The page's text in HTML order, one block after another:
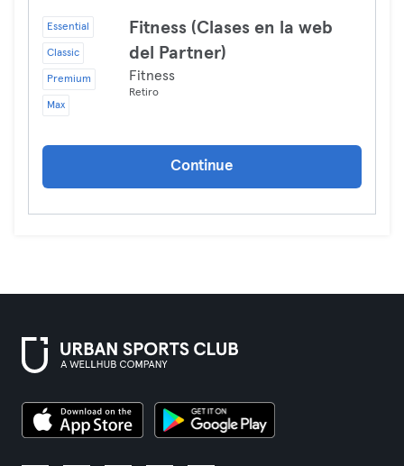
Essential
Classic
Premium
Max
Fitness (Clases en la web
del Partner)
Fitness
Retiro
Continue